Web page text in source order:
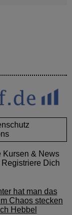
Kursen & News
Dich
hat man das
Chaos stecken
Hebbel